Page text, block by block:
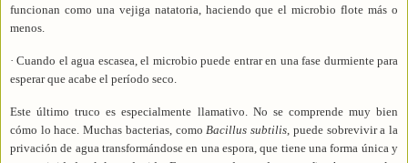
funcionan como una vejiga natatoria, haciendo que el microbio flote más o
menos.
· Cuando el agua escasea, el microbio puede entrar en una fase durmiente para
esperar que acabe el período seco.
Este último truco es especialmente llamativo. No se comprende muy bien
cómo lo hace. Muchas bacterias, como Bacillus subtilis , puede sobrevivir a la
privación de agua transformándose en una espora, que tiene una forma única y